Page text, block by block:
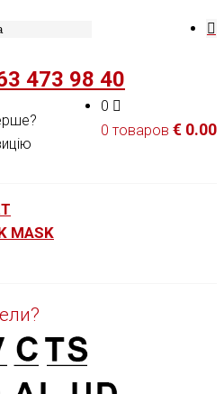
473 98 40
0
0 товаров € 0.00
MASK